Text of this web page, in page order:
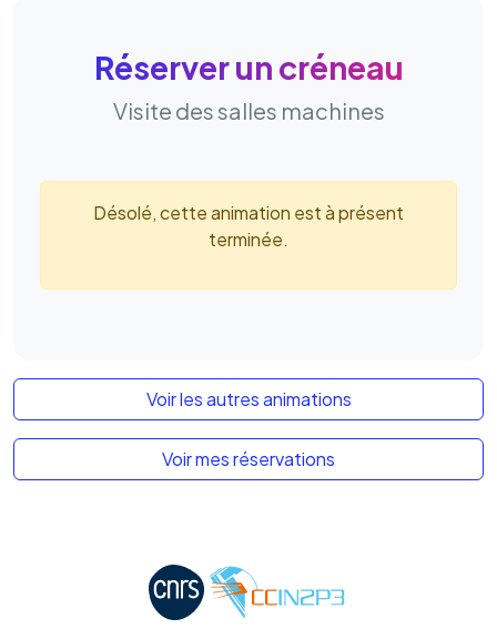
Réserver un créneau
Visite des salles machines
Désolé, cette animation est à présent
terminée.
Voir les autres animations
Voir mes réservations